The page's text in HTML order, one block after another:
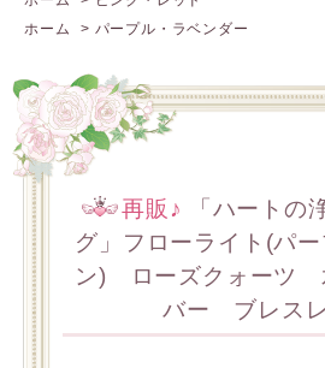
ホーム
> パープル・ラベンダー
再販♪
「ハートの
グ」フローライト(パ
ン) ローズクォーツ
バー ブレス